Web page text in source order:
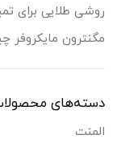
روشی طلایی برای
مگنترون
دسته‌های
المنت